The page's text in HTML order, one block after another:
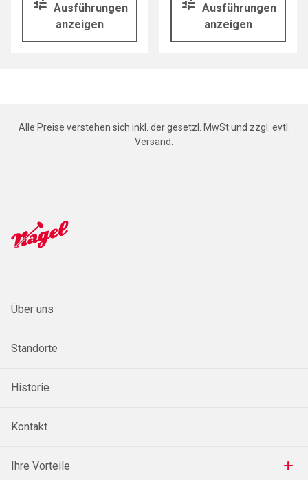
Ausführungen
anzeigen
Ausführungen
anzeigen
Alle Preise verstehen sich inkl. der gesetzl. MwSt und zzgl. evtl.
Versand
Über uns
Standorte
Historie
Kontakt
Ihre Vorteile